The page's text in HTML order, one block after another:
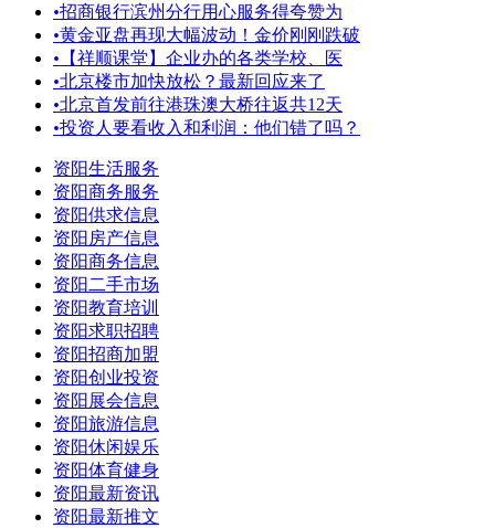
•招商银行滨州分行用心服务得夸赞为
•黄金亚盘再现大幅波动！金价刚刚跌破
• 【祥顺课堂】企业办的各类学校、医
•北京楼市加快放松？最新回应来了
•北京首发前往港珠澳大桥往返共12天
•投资人要看收入和利润：他们错了吗？
资阳生活服务
资阳商务服务
资阳供求信息
资阳房产信息
资阳商务信息
资阳二手市场
资阳教育培训
资阳求职招聘
资阳招商加盟
资阳创业投资
资阳展会信息
资阳旅游信息
资阳休闲娱乐
资阳体育健身
资阳最新资讯
资阳最新推文